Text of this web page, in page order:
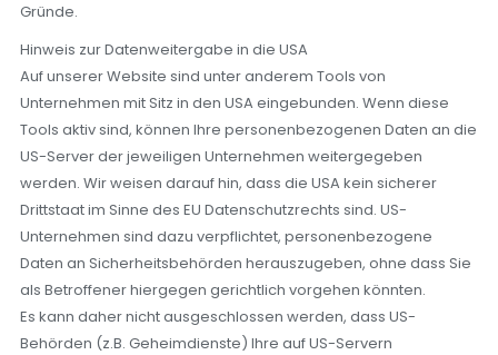
Gründe.
Hinweis zur Datenweitergabe in die USA
Auf unserer Website sind unter anderem Tools von
Unternehmen mit Sitz in den USA eingebunden. Wenn diese
Tools aktiv sind, können Ihre personenbezogenen Daten an die
US-Server der jeweiligen Unternehmen weitergegeben
werden. Wir weisen darauf hin, dass die USA kein sicherer
Drittstaat im Sinne des EU Datenschutzrechts sind. US-
Unternehmen sind dazu verpflichtet, personenbezogene
Daten an Sicherheitsbehörden herauszugeben, ohne dass Sie
als Betroffener hiergegen gerichtlich vorgehen könnten.
Es kann daher nicht ausgeschlossen werden, dass US-
Behörden (z.B. Geheimdienste) Ihre auf US-Servern